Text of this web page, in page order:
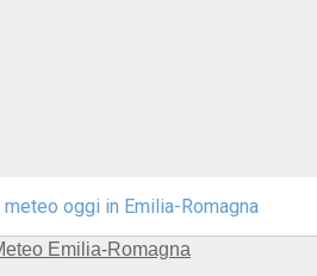
meteo oggi in Emilia-Romagna